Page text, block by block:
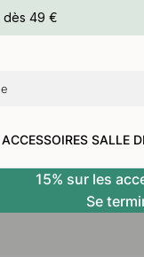
dès 49 €
ACCESSOIRES SALLE
15% sur les
Se